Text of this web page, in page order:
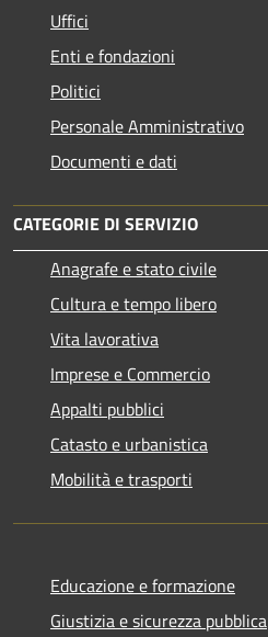
Uffici
Enti e fondazioni
Politici
Personale Amministrativo
Documenti e dati
CATEGORIE DI SERVIZIO
Anagrafe e stato civile
Cultura e tempo libero
Vita lavorativa
Imprese e Commercio
Appalti pubblici
Catasto e urbanistica
Mobilità e trasporti
Educazione e formazione
Giustizia e sicurezza pubblica